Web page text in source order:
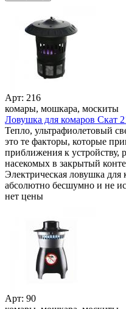
Арт: 216
комары, мошкара, москиты
Ловушка для комаров Скат
Тепло, ультрафиолетовый
это те факторы, которые
приближения к устройству,
насекомых в закрытый
Электрическая ловушка для
абсолютно бесшумно и не
нет цены
Арт: 90